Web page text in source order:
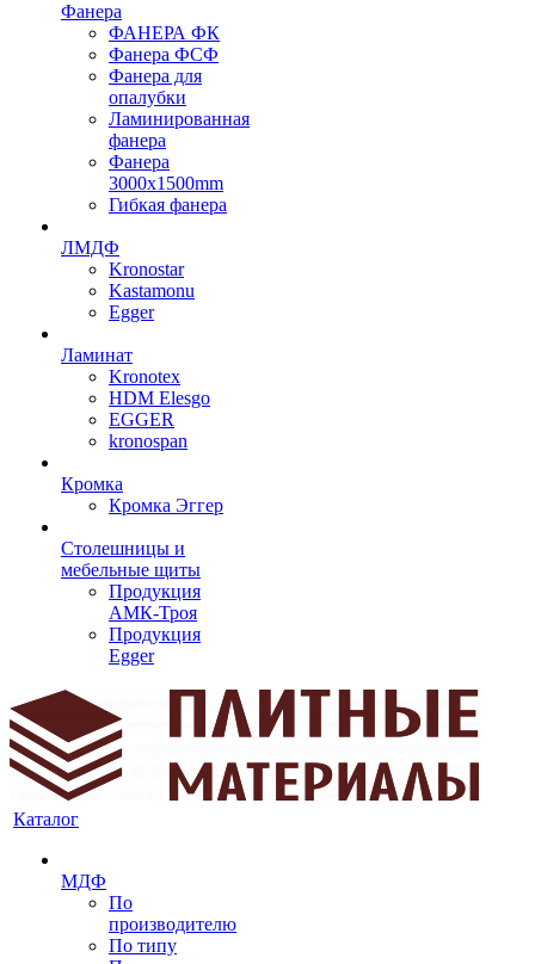
Фанера
ФАНЕРА ФК
Фанера ФСФ
Фанера для
опалубки
Ламинированная
фанера
Фанера
3000х1500mm
Гибкая фанера
ЛМДФ
Kronostar
Kastamonu
Egger
Ламинат
Kronotex
HDM Elesgo
EGGER
kronospan
Кромка
Кромка Эггер
Столешницы и
мебельные щиты
Продукция
АМК-Троя
Продукция
Egger
Каталог
МДФ
По
производителю
По типу